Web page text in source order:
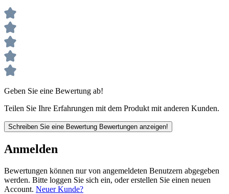
Geben Sie eine Bewertung ab!
Teilen Sie Ihre Erfahrungen mit dem Produkt mit anderen Kunden.
Schreiben Sie eine Bewertung Bewertungen anzeigen!
Anmelden
Bewertungen können nur von angemeldeten Benutzern abgegeben
werden. Bitte loggen Sie sich ein, oder erstellen Sie einen neuen
Account. Neuer Kunde?